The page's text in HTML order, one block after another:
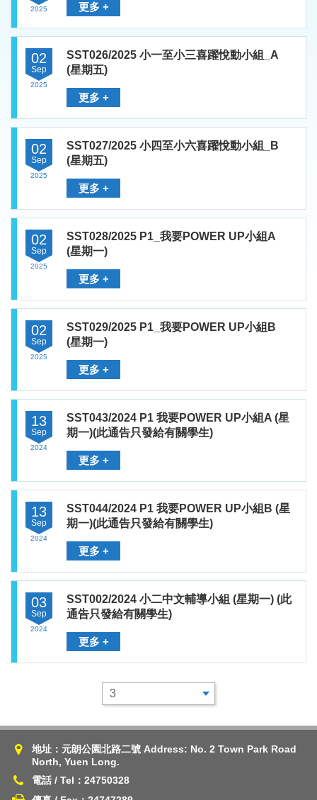
2025 更多 +
02
Sep
2025
SST026/2025 小一至小三喜躍悅動小組_A
(星期五)
更多 +
02
Sep
2025
SST027/2025 小四至小六喜躍悅動小組_B
(星期五)
更多 +
02
Sep
2025
SST028/2025 P1_我要POWER UP小組A
(星期一)
更多 +
02
Sep
2025
SST029/2025 P1_我要POWER UP小組B
(星期一)
更多 +
13
Sep
2024
SST043/2024 P1 我要POWER UP小組A (星
期一)(此通告只發給有關學生)
更多 +
13
Sep
2024
SST044/2024 P1 我要POWER UP小組B (星
期一)(此通告只發給有關學生)
更多 +
03
Sep
2024
SST002/2024 小二中文輔導小組 (星期一) (此
通告只發給有關學生)
更多 +
地址：元朗公園北路二號 Address: No. 2 Town Park Road
North, Yuen Long.
電話 / Tel：24750328